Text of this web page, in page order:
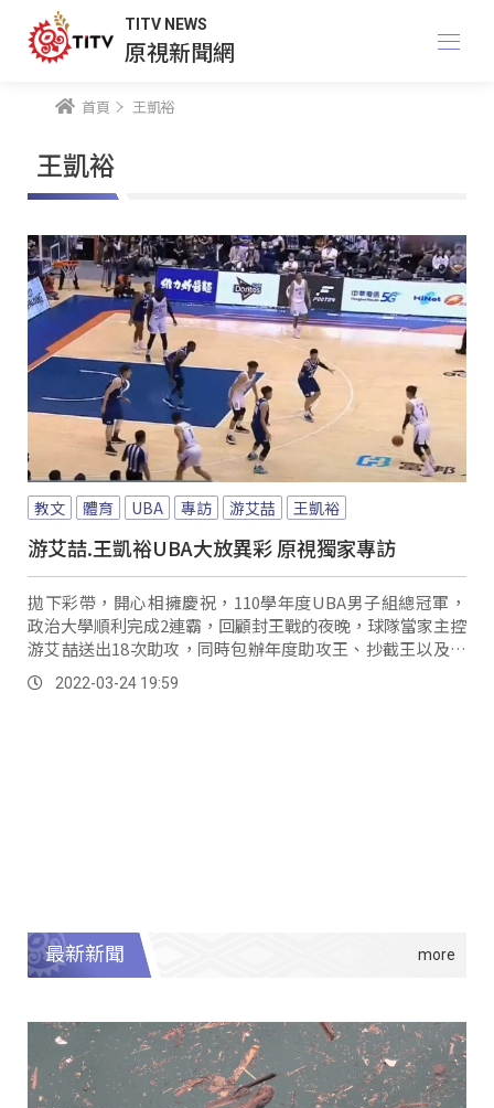
TITV NEWS
原視新聞網
首頁 王凱裕
王凱裕
教文 體育 UBA 專訪 游艾喆 王凱裕
游艾喆.王凱裕UBA大放異彩 原視獨家專訪
拋下彩帶，開心相擁慶祝，110學年度UBA男子組總冠軍，
政治大學順利完成2連霸，回顧封王戰的夜晚，球隊當家主控
游艾喆送出18次助攻，同時包辦年度助攻王、抄截王以及人
氣王獎項，王凱裕則是在冠軍賽飆出全隊最高的22分獲選
MVP。2022-03-24 19:59
最新新聞